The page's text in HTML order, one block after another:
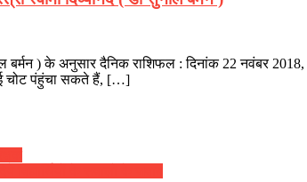
बर्मन ) के अनुसार दैनिक राशिफल : दिनांक 22 नवंबर
चोट पंहुंचा सकते हैं, […]